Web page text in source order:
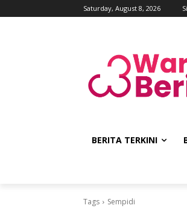
Saturday, August 8, 2026
BERITA TERKINI
Tags Sempidi